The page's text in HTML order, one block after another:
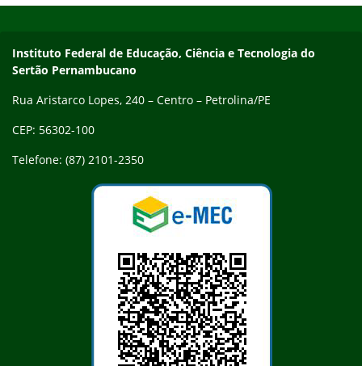
Endereço
Instituto Federal de Educação, Ciência e Tecnologia do
Sertão Pernambucano
Rua Aristarco Lopes, 240 – Centro – Petrolina/PE
CEP: 56302-100
Telefone: (87) 2101-2350